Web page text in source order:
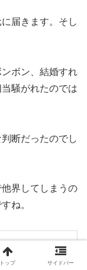
届きます。そし
ボン、結婚すれ
騒がれたのでは
断だったのでし
界してしまうの
ね。
トップ サイドバー